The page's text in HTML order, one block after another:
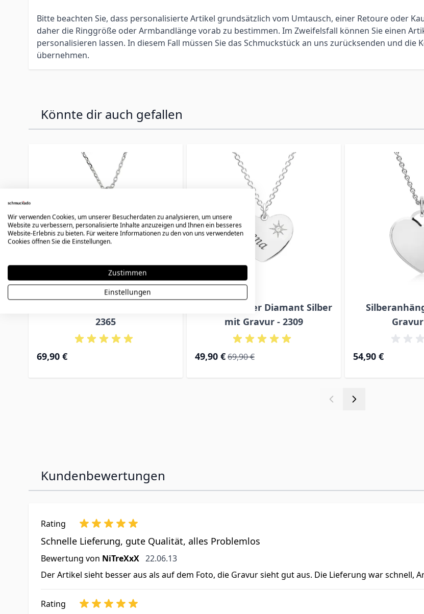
Bitte beachten Sie, dass personalisierte Artikel grundsätzlich vom Umtausch, einer Retoure oder
daher die Ringgröße oder Armbandlänge vorab zu bestimmen. Im Zweifelsfall können Sie einen
personalisieren lassen. In diesem Fall müssen Sie das Schmuckstück an uns zurücksenden und
übernehmen.
Könnte dir auch gefallen
2365
69,90 €
Herzanhänger Diamant Silber
mit Gravur - 2309
Special Price
49,90 € Regular Price
69,90 € 54,90 €
Kundenbewertungen
Rating
Schnelle Lieferung, gute Qualität, alles Problemlos
Bewertung von NiTreXxX 22. Juni 2013
22.06.13
Der Artikel sieht besser aus als auf dem Foto, die Gravur sieht gut aus. Die Lieferung war schnell,
Rating
Wir verwenden Cookies, um unserer Besucherdaten zu analysieren, um unsere
Website zu verbessern, personalisierte Inhalte anzuzeigen und Ihnen ein besseres
Website-Erlebnis zu bieten. Für weitere Informationen zu den von uns verwendeten
Cookies öffnen Sie die Einstellungen.
Zustimmen
Einstellungen